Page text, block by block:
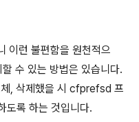
이런 불편함을 원천적으
수 있는 방법은 있습니다.
, 삭제했을 시 cfprefsd 프
도록 하는 것입니다.